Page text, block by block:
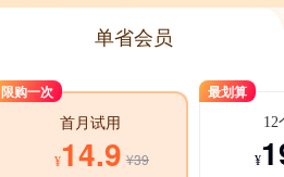
单省会员
限购一次
首月试用
¥14.9 ¥39
最划算
12
¥